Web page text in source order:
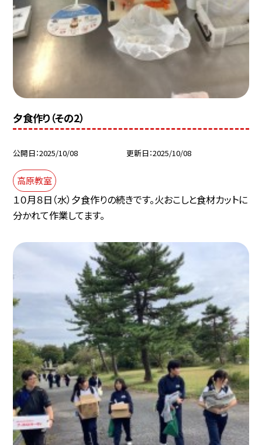
夕食作り（その2）
公開日 2025/10/08 更新日 2025/10/08
高原教室
１０月８日（水）夕食作りの続きです。火おこしと食材カットに
分かれて作業してます。